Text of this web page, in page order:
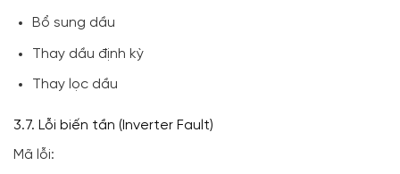
Bổ sung dầu
Thay dầu định kỳ
Thay lọc dầu
3.7. Lỗi biến tần (Inverter Fault)
Mã lỗi: